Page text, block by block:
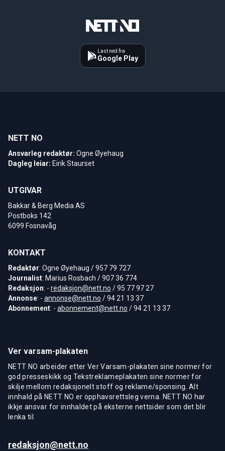
Last ned fra
Google Play
NETT NO
Ansvarleg redaktør: Ogne Øyehaug
Dagleg leiar: Eirik Staurset
UTGIVAR
Bakkar & Berg Media AS
Postboks 142
6099 Fosnavåg
KONTAKT
Redaktør: Ogne Øyehaug / 957 79 727
Journalist: Marius Rosbach / 907 36 774
Redaksjon: - redaksjon@nett.no / 95 77 97 27
Annonse: - annonse@nett.no / 94 21 13 37
Abonnement: - abonnement@nett.no / 94 21 13 37
Ver varsam-plakaten
NETT NO arbeider etter Ver Varsam-plakaten sine normer for
god presseskikk og Tekstreklameplakaten sine normer for
skilje mellom redaksjonelt stoff og reklame/sponsing. Alt
innhald på NETT NO er opphavsrettsleg verna. NETT NO har
ikkje ansvar for innhaldet på eksterne nettsider som det blir
lenka til.
redaksjon@nett.no